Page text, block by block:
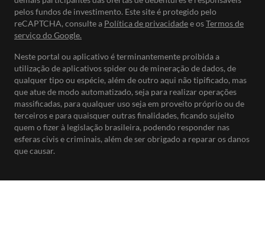
pelos fundos de investimento. Este site é protegido pelo
reCAPTCHA, consulte a Política de privacidadee osTermos de
serviço do Google.
Neste portal ou aplicativo é terminantemente proibida a
utilização de aplicativos spider ou de mineração de dados, de
qualquer tipo ou espécie, além de outro aqui não tipificado, mas
que atue de modo automatizado, seja para realizar operações
massificadas, para qualquer uso seja em proveito próprio ou de
terceiros e para quaisquer outras finalidades, ficando sujeito
quem o fizer à legislação brasileira, podendo responder nas
esferas civis e criminais, além de ser obrigado a reparar os danos
que causar.